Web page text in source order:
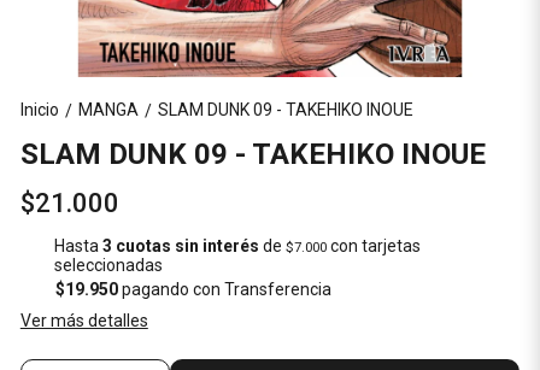
Inicio / MANGA / SLAM DUNK 09 - TAKEHIKO INOUE
SLAM DUNK 09 - TAKEHIKO INOUE
$21.000
Hasta3 cuotas sin interés de$7.000 con tarjetas
seleccionadas
$19.950pagando con Transferencia
Ver más detalles